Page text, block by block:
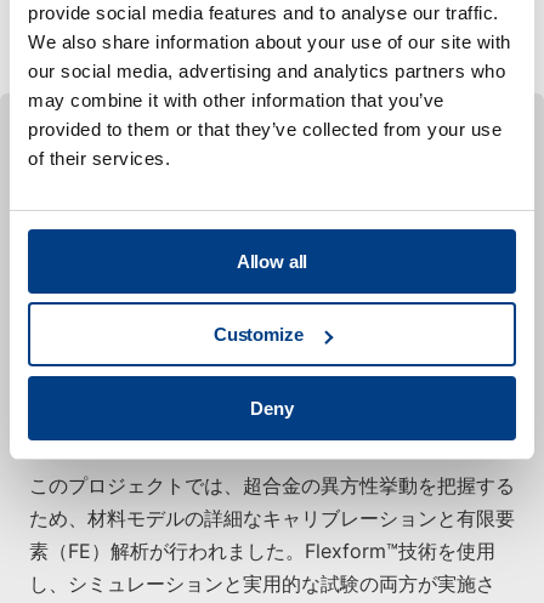
provide social media features and to analyse our traffic.
We also share information about your use of our site with
our social media, advertising and analytics partners who
may combine it with other information that you’ve
provided to them or that they’ve collected from your use
of their services.
Allow all
Customize
Deny
設計や成形シミュレーションのサポートなど、特定のニ
ーズに焦点を当てたカスタマイズも可能です。
合金718製航空エンジン部品のための持続可
能な曲げ成形法の設計
クインタス・テクノロジーズ、RISE Research
Institutes of Sweden、GKN Aerospace Engine
Systems Sweden、SpeedTool、Trestad Laser、およ
びLaserToolが共同で実施した本研究は、インコネル®
718を用いた航空エンジン処理品の成形プロセスの開発
に焦点を当てたものである。
このプロジェクトでは、超合金の異方性挙動を把握する
ため、材料モデルの詳細なキャリブレーションと有限要
素（FE）解析が行われました。Flexform™技術を使用
し、シミュレーションと実用的な試験の両方が実施さ